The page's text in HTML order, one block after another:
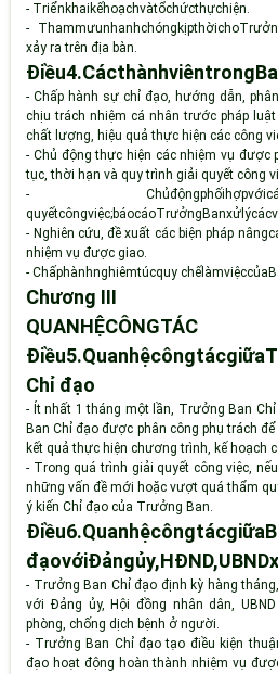
- Triểnkhaikếhoạchvàtổchứcthựchiện.
-
xảy ra trên địa bàn.
Điều4.Cácthànhviêntrong
-Chấp hành sựchỉ đạo, hướng dẫn,
chịu trách nhiệm cá nhân trước pháp
chất lượng, hiệu quả thực hiện các công
- Chủ động thực hiện các nhiệm vụ được
tục, thời hạn và quy trình giải quyết công
-
quyếtcôngviệc;báocáoTrưởng Banxử lýcác
- Nghiên cứu, đề xuất các biện pháp
nhiệm vụ được giao.
-Chấphànhnghiêmtúcquy
Chương III
QUANHỆCÔNGTÁC
Chỉ đạo
- Ít nhất 1 tháng một lần, Trưởng Ban
Ban Chỉ đạo được phân công phụ trách
kết quả thực hiện chương trình, kế hoạch
- Trong quá trình giải quyết công việc,
những vấn đề mới hoặc vượt quá thẩm
ý kiến Chỉ đạo của Trưởng Ban.
đạovớiĐảngủy,HĐND,UBND
- Trưởng Ban Chỉ đạo định kỳ hàng
với Đảng ủy, Hội đồng nhân dân,
phòng, chống dịch bệnh ở người.
- Trưởng Ban Chỉ đạo tạo điều kiện
đạo hoạt động hoàn thành nhiệm vụ